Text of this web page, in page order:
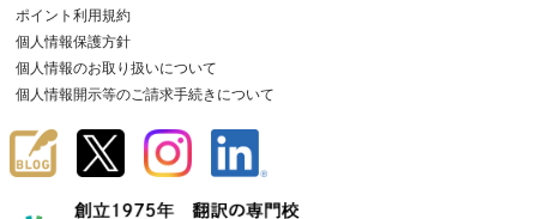
ポイント利用規約
個人情報保護方針
個人情報のお取り扱いについて
個人情報開示等のご請求手続きについて